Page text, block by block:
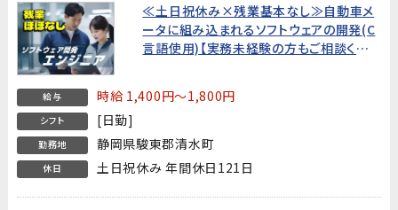
≪土日祝休み×残業基本なし≫自動車メ
ータに組み込まれるソフトウェアの開発(C
言語使用)【実務未経験の方もご相談くださ
給与 時給 1,400円～1,800円
シフト [日勤]
勤務地 静岡県駿東郡清水町
休日 土日祝休み 年間休日121日